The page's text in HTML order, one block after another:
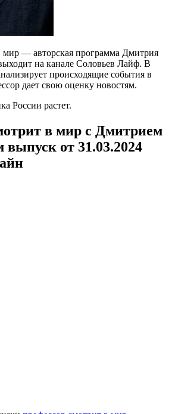
мир — авторская программа Дмитрия
на канале Соловьев Лайф. В
происходящие события в
дает свою оценку новостям.
России растет.
в мир с Дмитрием
от 31.03.2024